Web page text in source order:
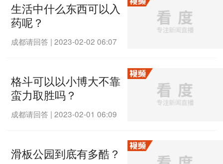
生活中什么东西可以入
药呢？
成都请回答 |2023-02-02 06:07
格斗可以以小博大不靠
蛮力取胜吗？
成都请回答 |2023-02-01 06:09
滑板公园到底有多酷？